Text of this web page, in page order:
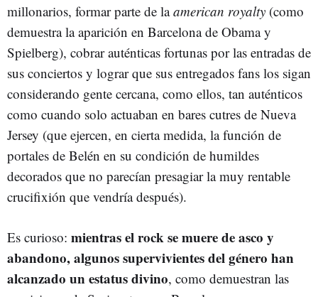
millonarios, formar parte de laamerican royalty (como
demuestra la aparición en Barcelona de Obama y
Spielberg), cobrar auténticas fortunas por las entradas de
sus conciertos y lograr que sus entregados fans los sigan
considerando gente cercana, como ellos, tan auténticos
como cuando solo actuaban en bares cutres de Nueva
Jersey (que ejercen, en cierta medida, la función de
portales de Belén en su condición de humildes
decorados que no parecían presagiar la muy rentable
crucifixión que vendría después).
Es curioso: mientras el rock se muere de asco y
abandono, algunos supervivientes del género han
alcanzado un estatus divino, como demuestran las